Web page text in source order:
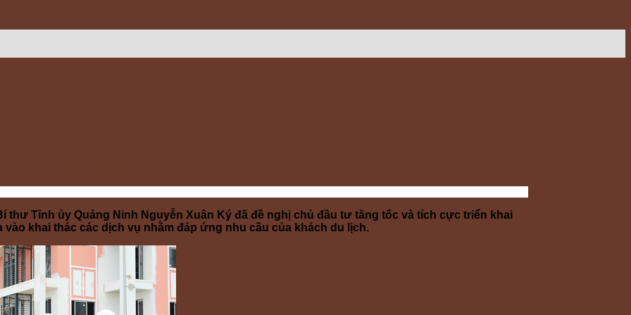
thư Tỉnh ủy Quảng Ninh Nguyễn Xuân Ký đã đề nghị chủ đầu tư tăng tốc và tích cực triển khai
khai thác các dịch vụ nhằm đáp ứng nhu cầu của khách du lịch.